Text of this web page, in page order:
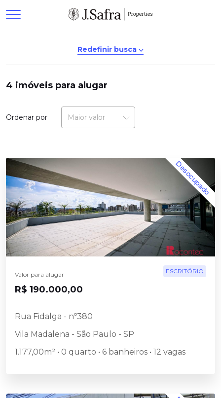
Redefinir busca
O que você precisa?
Tipo de imóvel
Estado
Pesquisar
4 imóveis para alugar
Ordenar por
Desocupado
ESCRITÓRIO
Valor para alugar
R$ 190.000,00
Rua Fidalga - nº380
Vila Madalena - São Paulo - SP
1.177,00m² • 0 quarto • 6 banheiros • 12 vagas